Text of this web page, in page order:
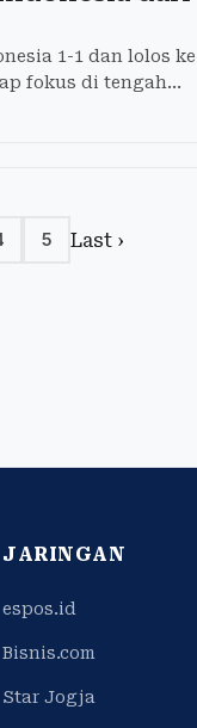
1-1 dan lolos ke
fokus di tengah
5 Last ›
JARINGAN
espos.id
Bisnis.com
Star Jogja